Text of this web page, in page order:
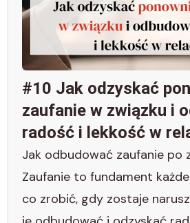
#10 Jak odzyskać
zaufanie w związku i
radość i lekkość w
Jak odbudować zaufanie po
Zaufanie to fundament
co zrobić, gdy zostaje